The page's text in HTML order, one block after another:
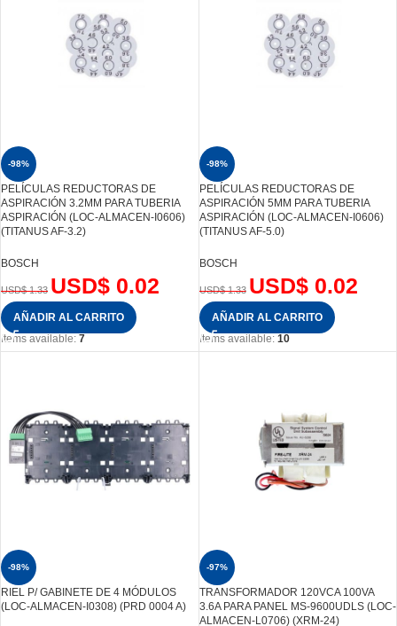
-98%
PELÍCULAS REDUCTORAS DE
ASPIRACIÓN 3.2MM PARA TUBERIA
ASPIRACIÓN (LOC-ALMACEN-I0606)
(TITANUS AF-3.2)
BOSCH
USD$1.33 USD$ 0.02
AÑADIR AL CARRITO
Items available: 7
-98%
PELÍCULAS REDUCTORAS DE
ASPIRACIÓN 5MM PARA TUBERIA
ASPIRACIÓN (LOC-ALMACEN-I0606)
(TITANUS AF-5.0)
BOSCH
USD$1.33 USD$0.02
AÑADIR AL CARRITO
Items available: 10
-98%
RIEL P/ GABINETE DE 4 MÓDULOS
(LOC-ALMACEN-I0308) (PRD 0004 A)
-97%
TRANSFORMADOR 120VCA 100VA
3.6A PARA PANEL MS-9600UDLS (LOC-
ALMACEN-L0706) (XRM-24)